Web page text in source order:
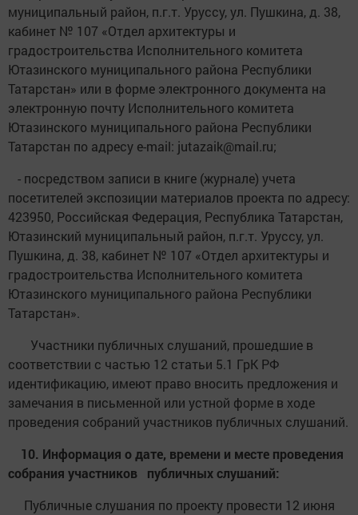
муниципальный район, п.г.т. Уруссу, ул. Пушкина, д. 38,
кабинет № 107 «Отдел архитектуры и
градостроительства Исполнительного комитета
Ютазинского муниципального района Республики
Татарстан» или в форме электронного документа на
электронную почту Исполнительного комитета
Ютазинского муниципального района Республики
Татарстан по адресу e-mail: jutazaik@mail.ru;
- посредством записи в книге (журнале) учета
посетителей экспозиции материалов проекта по адресу:
423950, Российская Федерация, Республика Татарстан,
Ютазинский муниципальный район, п.г.т. Уруссу, ул.
Пушкина, д. 38, кабинет № 107 «Отдел архитектуры и
градостроительства Исполнительного комитета
Ютазинского муниципального района Республики
Татарстан».
Участники публичных слушаний, прошедшие в
соответствии с частью 12 статьи 5.1 ГрК РФ
идентификацию, имеют право вносить предложения и
замечания в письменной или устной форме в ходе
проведения собраний участников публичных слушаний.
10. Информация о дате, времени и месте проведения
собрания участников публичных слушаний:
Публичные слушания по проекту провести 12 июня